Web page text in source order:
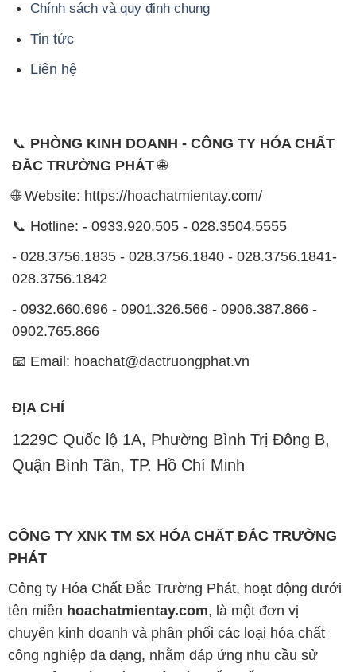
Chính sách và quy định chung
Tin tức
Liên hệ
📞 PHÒNG KINH DOANH - CÔNG TY HÓA CHẤT
ĐẮC TRƯỜNG PHÁT🌐
🌐 Website: https://hoachatmientay.com/
📞 Hotline: - 0933.920.505 - 028.3504.5555
- 028.3756.1835 - 028.3756.1840 - 028.3756.1841-
028.3756.1842
- 0932.660.696 - 0901.326.566 - 0906.387.866 -
0902.765.866
📧 Email: hoachat@dactruongphat.vn
ĐỊA CHỈ
1229C Quốc lộ 1A, Phường Bình Trị Đông B,
Quận Bình Tân, TP. Hồ Chí Minh
CÔNG TY XNK TM SX HÓA CHẤT ĐẮC TRƯỜNG
PHÁT
Công ty Hóa Chất Đắc Trường Phát, hoạt động dưới
tên miền hoachatmientay.com, là một đơn vị
chuyên kinh doanh và phân phối các loại hóa chất
công nghiệp đa dạng, nhằm đáp ứng nhu cầu sử